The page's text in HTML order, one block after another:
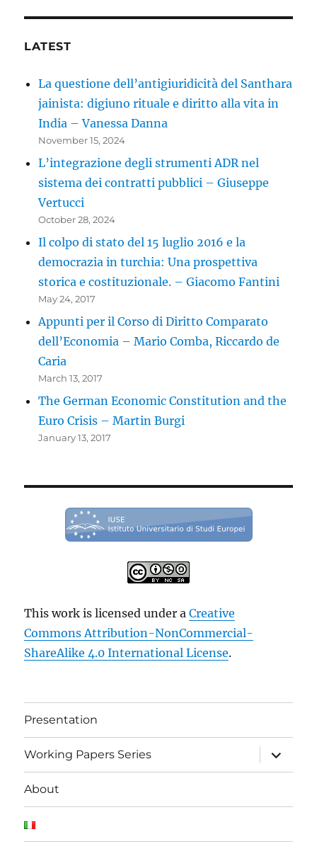
LATEST
La questione dell’antigiuridicità del Santhara
jainista: digiuno rituale e diritto alla vita in
India – Vanessa Danna
November 15, 2024
L’integrazione degli strumenti ADR nel
sistema dei contratti pubblici – Giuseppe
Vertucci
October 28, 2024
Il colpo di stato del 15 luglio 2016 e la
democrazia in turchia: Una prospettiva
storica e costituzionale. – Giacomo Fantini
May 24, 2017
Appunti per il Corso di Diritto Comparato
dell’Economia – Mario Comba, Riccardo de
Caria
March 13, 2017
The German Economic Constitution and the
Euro Crisis – Martin Burgi
January 13, 2017
This work is licensed under aCreative
Commons Attribution-NonCommercial-
ShareAlike 4.0 International License.
Presentation
Working Papers Series
expand
child
menu
About